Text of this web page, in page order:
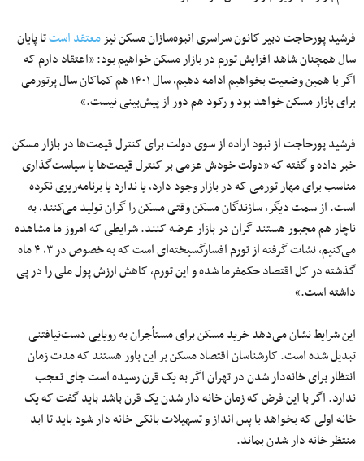
فرشید پورحاجت دبیر کانون سراسری انبوه‌سازان مسکن نیزمعتقد استتا پایان
سال همچنان شاهد افزایش تورم در بازار مسکن خواهیم بود: «اعتقاد دارم که
اگر با همین وضعیت بخواهیم ادامه دهیم، سال ۱۴۰۱ هم کماکان سال پرتورمی
برای بازار مسکن خواهد بود و رکود هم دور از پیش‌بینی نیست.»
فرشید پورحاجت از نبود اراده از سوی دولت برای کنترل قیمت‌ها در بازار مسکن
خبر داده و گفته که «دولت خودش عزمی بر کنترل قیمت‌ها یا سیاست‌گذاری
مناسب برای مهار تورمی که در بازار وجود دارد، یا ندارد یا برنامه‌ریزی نکرده
است. از سمت دیگر، سازندگان مسکن وقتی مسکن را گران تولید می‌کنند، به
ناچار هم مجبور هستند گران در بازار عرضه کنند. شرایطی که امروز ما مشاهده
می‌کنیم، نشات گرفته از تورم افسارگسیخته‌ای است که به خصوص در ۳، ۴ ماه
گذشته در کل اقتصاد حکمفرما شده و این تورم، کاهش ارزش پول ملی را در پی
داشته است.»
این شرایط نشان می‌دهد خرید مسکن برای مستأجران به رویایی دست‌نیافتنی
تبدیل شده است. کارشناسان اقتصاد مسکن بر این باور هستند که مدت زمان
انتظار برای خانه‌دار شدن در تهران اگر به یک قرن رسیده است جای تعجب
ندارد. اگر با این فرض که زمان خانه دار شدن یک قرن باشد باید گفت که یک
خانه اولی که بخواهد با پس انداز و تسهیلات بانکی خانه دار شود باید تا ابد
منتظر خانه دار شدن بماند.